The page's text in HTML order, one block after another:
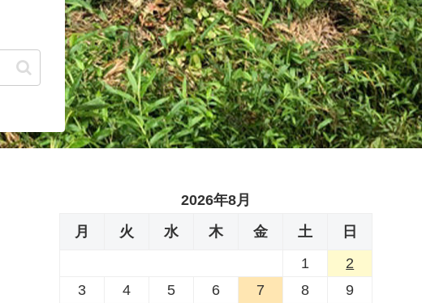
2026年8月
月
火 水 木 金 土
日
1
2
3
4 5 6 7 8
9